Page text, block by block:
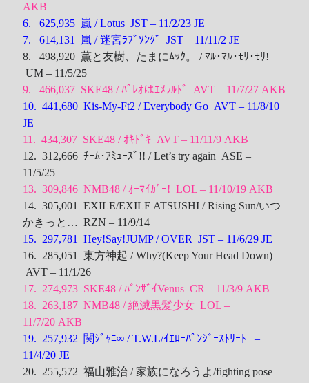
AKB
6. 625,935 嵐 / Lotus JST – 11/2/23 JE
7. 614,131 嵐 / 迷宮ﾗﾌﾞｿﾝｸﾞ JST – 11/11/2JE
8. 498,920 薫と友樹、たまにﾑｯｸ。 / ﾏﾙ･ﾏﾙ･ﾓﾘ･ﾓﾘ!
UM – 11/5/25
9. 466,037 SKE48 / ﾊﾟﾚｵはｴﾒﾗﾙﾄﾞ AVT – 11/7/27 AKB
10. 441,680 Kis-My-Ft2 / Everybody Go AVT – 11/8/10
JE
11. 434,307 SKE48 / ｵｷﾄﾞｷ AVT – 11/11/9 AKB
12. 312,666 ﾁｰﾑ･ｱﾐｭｰｽﾞ!! / Let’s try again ASE –
11/5/25
13. 309,846 NMB48 / ｵｰﾏｲｶﾞｰ! LOL – 11/10/19 AKB
14. 305,001 EXILE/EXILE ATSUSHI / Rising Sun/いつ
かきっと… RZN – 11/9/14
15. 297,781 Hey!Say!JUMP / OVER JST – 11/6/29JE
16. 285,051 東方神起 / Why?(Keep Your Head Down)
AVT – 11/1/26
17. 274,973 SKE48 / ﾊﾞﾝｻﾞｲVenus CR – 11/3/9 AKB
18. 263,187 NMB48 / 絶滅黒髪少女 LOL –
11/7/20 AKB
19. 257,932 関ｼﾞｬﾆ∞ / T.W.L/ｲｴﾛｰﾊﾟﾝｼﾞｰｽﾄﾘｰﾄ –
11/4/20JE
20. 255,572 福山雅治 / 家族になろうよ/fighting pose